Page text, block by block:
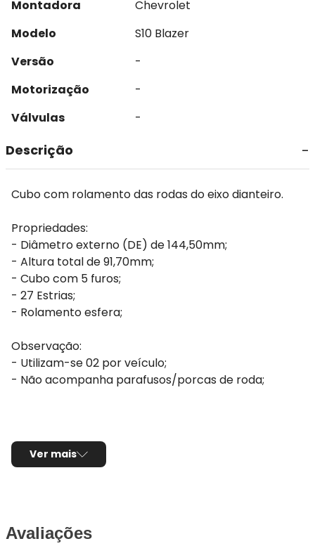
Montadora
Chevrolet
Modelo
S10 Blazer
Versão
-
Motorização
-
Válvulas
-
Descrição
Cubo com rolamento das rodas do eixo dianteiro.
Propriedades:
- Diâmetro externo (DE) de 144,50mm;
- Altura total de 91,70mm;
- Cubo com 5 furos;
- 27 Estrias;
- Rolamento esfera;
Observação:
- Utilizam-se 02 por veículo;
- Não acompanha parafusos/porcas de roda;
Ver mais
Avaliações